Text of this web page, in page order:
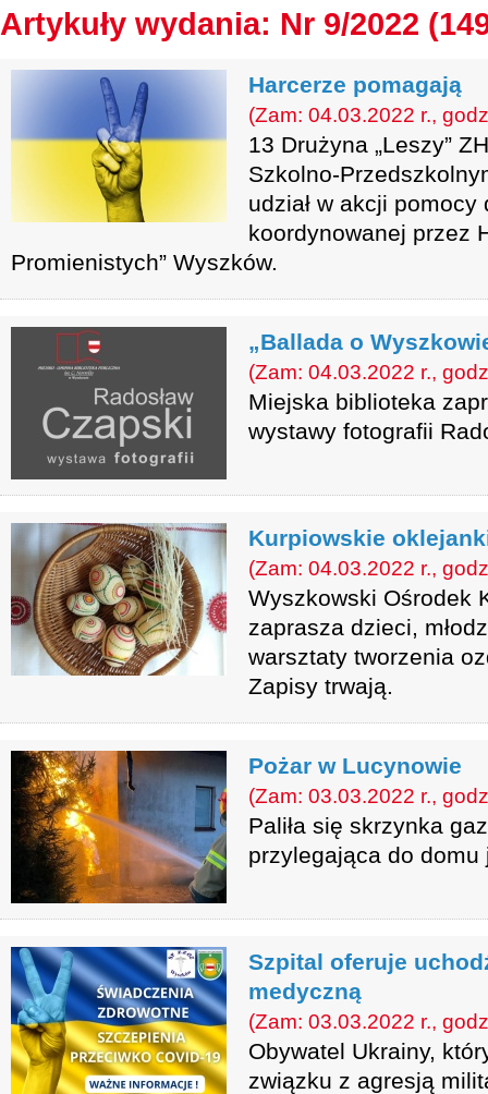
Artykuły wydania: Nr 9/2022
Harcerze pomagają
(Zam: 04.03.2022 r.,
13 Drużyna „Leszy”
Szkolno-
udział w akcji
koordynowanej przez
Promienistych” Wyszków.
„Ballada o
(Zam: 04.03.2022 r.,
Miejska biblioteka
wystawy fotografii
Kurpiowskie
(Zam: 04.03.2022 r.,
Wyszkowski Ośrodek
zaprasza dzieci,
warsztaty tworzenia
Zapisy trwają.
Pożar w Lucynowie
(Zam: 03.03.2022 r.,
Paliła się skrzynka
przylegająca do
Szpital oferuje
medyczną
(Zam: 03.03.2022 r.,
Obywatel Ukrainy,
związku z agresją